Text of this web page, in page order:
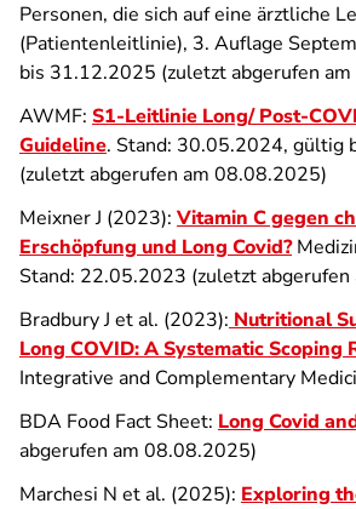
Personen, die sich auf eine ärztliche
(Patientenleitlinie), 3. Auflage
bis 31.12.2025 (zuletzt abgerufen
AWMF: S1-Leitlinie Long/ Post-
Guideline. Stand: 30.05.2024, gültig
(zuletzt abgerufen am 08.08.2025)
Meixner J (2023): Vitamin C gegen
Erschöpfung und Long Covid?
Stand: 22.05.2023 (zuletzt
Bradbury J et al. (2023): Nutritional
Long COVID: A Systematic Scoping
Integrative and Complementary
BDA Food Fact Sheet: Long Covid
abgerufen am 08.08.2025)
Marchesi N et al. (2025): Exploring